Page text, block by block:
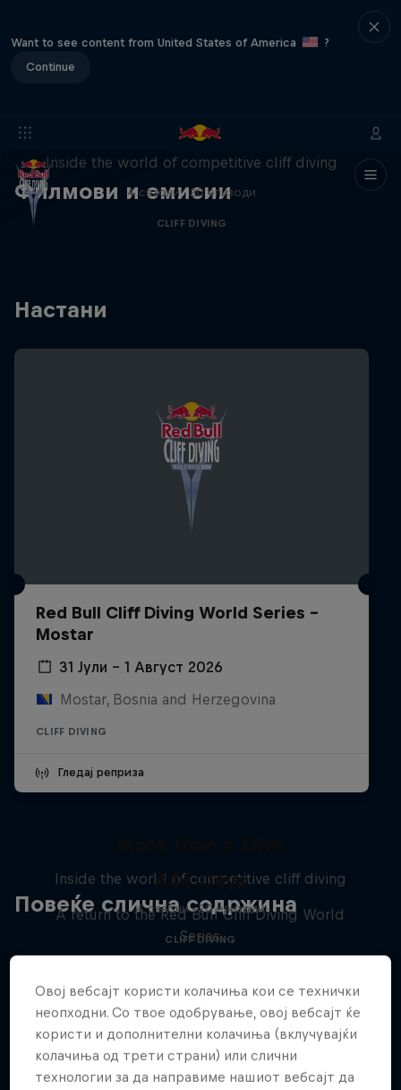
Want to see content from United States of America
?
Continue
Филмови и емисии
More than a Dive
Inside the world of competitive cliff diving
4 сезони · 20 епизоди
CLIFF DIVING
Настани
Red Bull Cliff Diving World Series -
Mostar
31 Јули – 1 Август 2026
Mostar, Bosnia and Herzegovina
CLIFF DIVING
Гледај реприза
Повеќе слична содржина
Inside the world of competitive cliff diving
4 сезони · 20 епизоди
CLIFF DIVING
444 Days
A return to the Red Bull Cliff Diving World
Series
Овој вебсајт користи колачиња кои се технички
неопходни. Со твое одобрување, овој вебсајт ќе
користи и дополнителни колачиња (вклучувајќи
колачиња од трети страни) или слични
технологии за да направиме нашиот вебсајт да